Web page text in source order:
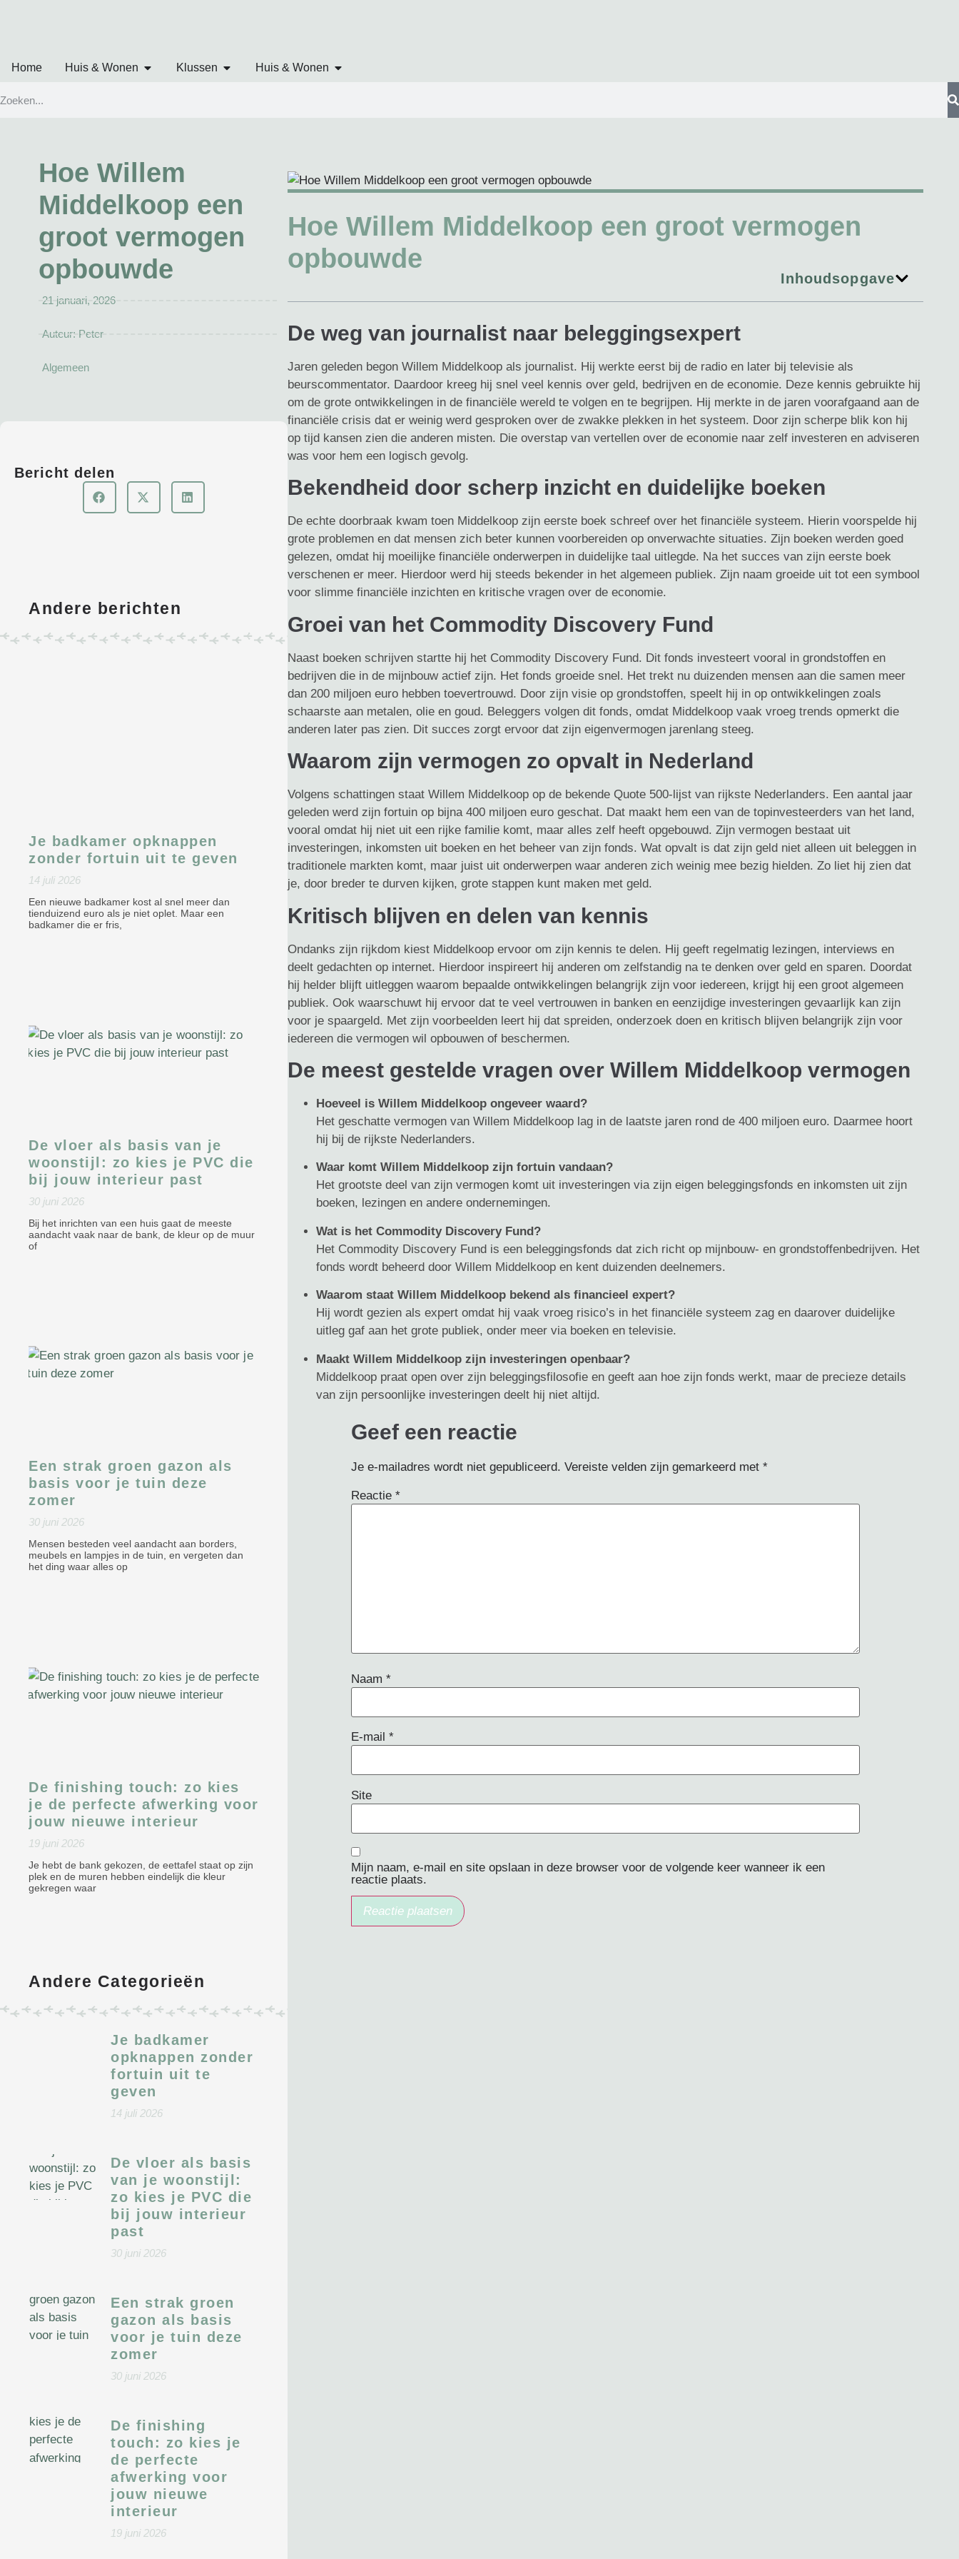
Home Huis & Wonen Klussen Huis & Wonen
Hoe Willem
Middelkoop een
groot vermogen
opbouwde
21 januari, 2026
Auteur: Peter
Algemeen
Bericht delen
Andere berichten
Je badkamer opknappen
zonder fortuin uit te geven
14 juli 2026
Een nieuwe badkamer kost al snel meer dan
tienduizend euro als je niet oplet. Maar een
badkamer die er fris,
De vloer als basis van je
woonstijl: zo kies je PVC die
bij jouw interieur past
30 juni 2026
Bij het inrichten van een huis gaat de meeste
aandacht vaak naar de bank, de kleur op de muur
of
Een strak groen gazon als
basis voor je tuin deze
zomer
30 juni 2026
Mensen besteden veel aandacht aan borders,
meubels en lampjes in de tuin, en vergeten dan
het ding waar alles op
De finishing touch: zo kies
je de perfecte afwerking voor
jouw nieuwe interieur
19 juni 2026
Je hebt de bank gekozen, de eettafel staat op zijn
plek en de muren hebben eindelijk die kleur
gekregen waar
Andere Categorieën
Je badkamer
opknappen zonder
fortuin uit te
geven
14 juli 2026
De vloer als basis
van je woonstijl:
zo kies je PVC die
bij jouw interieur
past
30 juni 2026
Een strak groen
gazon als basis
voor je tuin deze
zomer
30 juni 2026
De finishing
touch: zo kies je
de perfecte
afwerking voor
jouw nieuwe
interieur
19 juni 2026
Hoe Willem Middelkoop een groot vermogen
opbouwde
Inhoudsopgave
De weg van journalist naar beleggingsexpert
Jaren geleden begon Willem Middelkoop als journalist. Hij werkte eerst bij de radio en later bij televisie als
beurscommentator. Daardoor kreeg hij snel veel kennis over geld, bedrijven en de economie. Deze kennis gebruikte hij
om de grote ontwikkelingen in de financiële wereld te volgen en te begrijpen. Hij merkte in de jaren voorafgaand aan de
financiële crisis dat er weinig werd gesproken over de zwakke plekken in het systeem. Door zijn scherpe blik kon hij
op tijd kansen zien die anderen misten. Die overstap van vertellen over de economie naar zelf investeren en adviseren
was voor hem een logisch gevolg.
Bekendheid door scherp inzicht en duidelijke boeken
De echte doorbraak kwam toen Middelkoop zijn eerste boek schreef over het financiële systeem. Hierin voorspelde hij
grote problemen en dat mensen zich beter kunnen voorbereiden op onverwachte situaties. Zijn boeken werden goed
gelezen, omdat hij moeilijke financiële onderwerpen in duidelijke taal uitlegde. Na het succes van zijn eerste boek
verschenen er meer. Hierdoor werd hij steeds bekender in het algemeen publiek. Zijn naam groeide uit tot een symbool
voor slimme financiële inzichten en kritische vragen over de economie.
Groei van het Commodity Discovery Fund
Naast boeken schrijven startte hij het Commodity Discovery Fund. Dit fonds investeert vooral in grondstoffen en
bedrijven die in de mijnbouw actief zijn. Het fonds groeide snel. Het trekt nu duizenden mensen aan die samen meer
dan 200 miljoen euro hebben toevertrouwd. Door zijn visie op grondstoffen, speelt hij in op ontwikkelingen zoals
schaarste aan metalen, olie en goud. Beleggers volgen dit fonds, omdat Middelkoop vaak vroeg trends opmerkt die
anderen later pas zien. Dit succes zorgt ervoor dat zijn eigenvermogen jarenlang steeg.
Waarom zijn vermogen zo opvalt in Nederland
Volgens schattingen staat Willem Middelkoop op de bekende Quote 500-lijst van rijkste Nederlanders. Een aantal jaar
geleden werd zijn fortuin op bijna 400 miljoen euro geschat. Dat maakt hem een van de topinvesteerders van het land,
vooral omdat hij niet uit een rijke familie komt, maar alles zelf heeft opgebouwd. Zijn vermogen bestaat uit
investeringen, inkomsten uit boeken en het beheer van zijn fonds. Wat opvalt is dat zijn geld niet alleen uit beleggen in
traditionele markten komt, maar juist uit onderwerpen waar anderen zich weinig mee bezig hielden. Zo liet hij zien dat
je, door breder te durven kijken, grote stappen kunt maken met geld.
Kritisch blijven en delen van kennis
Ondanks zijn rijkdom kiest Middelkoop ervoor om zijn kennis te delen. Hij geeft regelmatig lezingen, interviews en
deelt gedachten op internet. Hierdoor inspireert hij anderen om zelfstandig na te denken over geld en sparen. Doordat
hij helder blijft uitleggen waarom bepaalde ontwikkelingen belangrijk zijn voor iedereen, krijgt hij een groot algemeen
publiek. Ook waarschuwt hij ervoor dat te veel vertrouwen in banken en eenzijdige investeringen gevaarlijk kan zijn
voor je spaargeld. Met zijn voorbeelden leert hij dat spreiden, onderzoek doen en kritisch blijven belangrijk zijn voor
iedereen die vermogen wil opbouwen of beschermen.
De meest gestelde vragen over Willem Middelkoop vermogen
Hoeveel is Willem Middelkoop ongeveer waard?
Het geschatte vermogen van Willem Middelkoop lag in de laatste jaren rond de 400 miljoen euro. Daarmee hoort
hij bij de rijkste Nederlanders.
Waar komt Willem Middelkoop zijn fortuin vandaan?
Het grootste deel van zijn vermogen komt uit investeringen via zijn eigen beleggingsfonds en inkomsten uit zijn
boeken, lezingen en andere ondernemingen.
Wat is het Commodity Discovery Fund?
Het Commodity Discovery Fund is een beleggingsfonds dat zich richt op mijnbouw- en grondstoffenbedrijven. Het
fonds wordt beheerd door Willem Middelkoop en kent duizenden deelnemers.
Waarom staat Willem Middelkoop bekend als financieel expert?
Hij wordt gezien als expert omdat hij vaak vroeg risico’s in het financiële systeem zag en daarover duidelijke
uitleg gaf aan het grote publiek, onder meer via boeken en televisie.
Maakt Willem Middelkoop zijn investeringen openbaar?
Middelkoop praat open over zijn beleggingsfilosofie en geeft aan hoe zijn fonds werkt, maar de precieze details
van zijn persoonlijke investeringen deelt hij niet altijd.
Geef een reactie
Je e-mailadres wordt niet gepubliceerd. Vereiste velden zijn gemarkeerd met*
Reactie*
Naam*
E-mail*
Site
Mijn naam, e-mail en site opslaan in deze browser voor de volgende keer wanneer ik een
reactie plaats.